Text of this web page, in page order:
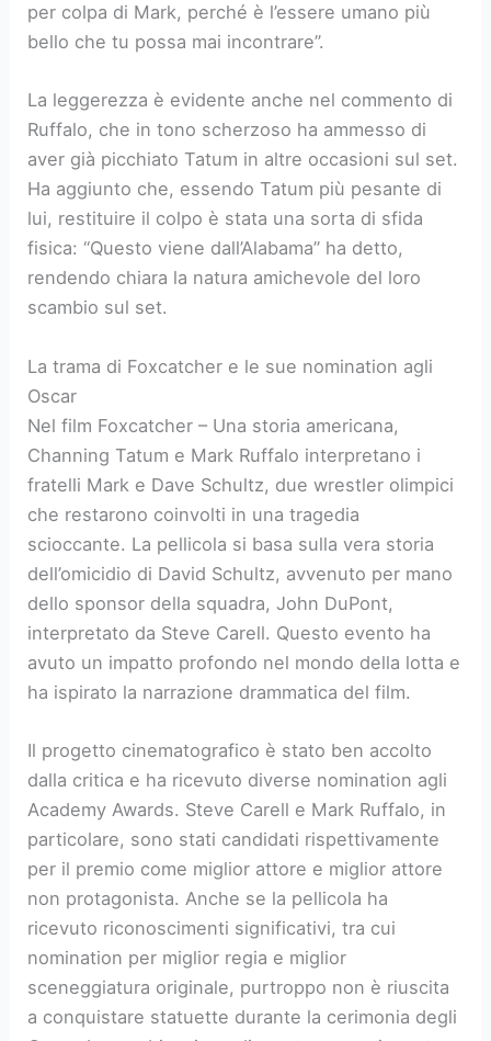
per colpa di Mark, perché è l’essere umano più
bello che tu possa mai incontrare”.
La leggerezza è evidente anche nel commento di
Ruffalo, che in tono scherzoso ha ammesso di
aver già picchiato Tatum in altre occasioni sul set.
Ha aggiunto che, essendo Tatum più pesante di
lui, restituire il colpo è stata una sorta di sfida
fisica: “Questo viene dall’Alabama” ha detto,
rendendo chiara la natura amichevole del loro
scambio sul set.
La trama di Foxcatcher e le sue nomination agli
Oscar
Nel film Foxcatcher – Una storia americana,
Channing Tatum e Mark Ruffalo interpretano i
fratelli Mark e Dave Schultz, due wrestler olimpici
che restarono coinvolti in una tragedia
scioccante. La pellicola si basa sulla vera storia
dell’omicidio di David Schultz, avvenuto per mano
dello sponsor della squadra, John DuPont,
interpretato da Steve Carell. Questo evento ha
avuto un impatto profondo nel mondo della lotta e
ha ispirato la narrazione drammatica del film.
Il progetto cinematografico è stato ben accolto
dalla critica e ha ricevuto diverse nomination agli
Academy Awards. Steve Carell e Mark Ruffalo, in
particolare, sono stati candidati rispettivamente
per il premio come miglior attore e miglior attore
non protagonista. Anche se la pellicola ha
ricevuto riconoscimenti significativi, tra cui
nomination per miglior regia e miglior
sceneggiatura originale, purtroppo non è riuscita
a conquistare statuette durante la cerimonia degli